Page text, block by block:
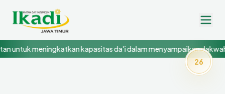
untuk meningkatkan kapasitas da'i dalam menyampaikan dakwah
26